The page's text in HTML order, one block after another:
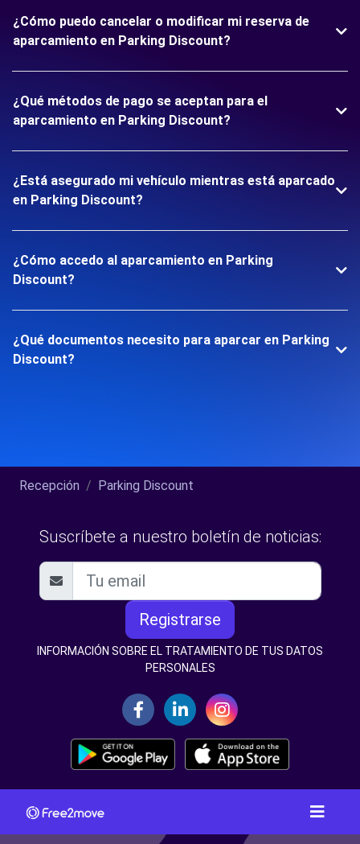
¿Cómo puedo cancelar o modificar mi reserva de
aparcamiento en Parking Discount?
¿Qué métodos de pago se aceptan para el
aparcamiento en Parking Discount?
¿Está asegurado mi vehículo mientras está aparcado
en Parking Discount?
¿Cómo accedo al aparcamiento en Parking
Discount?
¿Qué documentos necesito para aparcar en Parking
Discount?
Recepción Parking Discount
Suscríbete a nuestro boletín de noticias:
Registrarse
INFORMACIÓN SOBRE EL TRATAMIENTO DE TUS DATOS
PERSONALES